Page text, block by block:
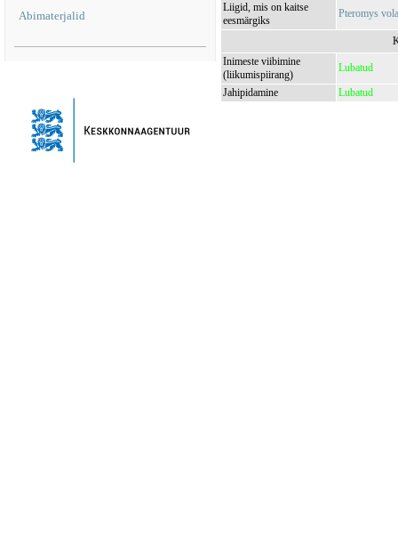
Abimaterjalid
Liigid, mis on kaitse
eesmärgiks
Pteromys
Inimeste viibimine
(liikumispiirang)
Lubatud
Jahipidamine
Lubatud